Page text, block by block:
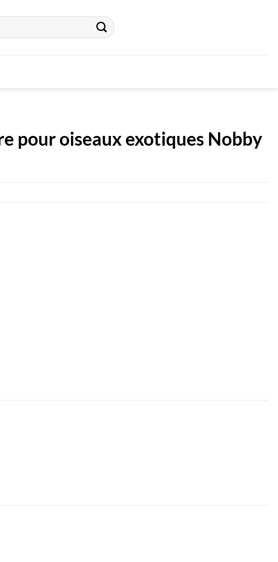
pour oiseaux exotiques Nobby